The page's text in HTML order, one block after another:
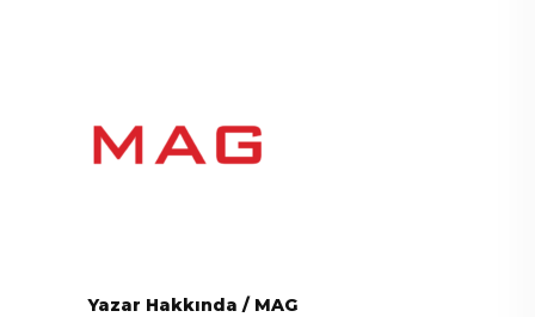
Yazar Hakkında / MAG